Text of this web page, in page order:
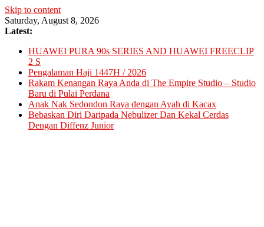
Skip to content
Saturday, August 8, 2026
Latest:
HUAWEI PURA 90s SERIES AND HUAWEI FREECLIP
2 S
Pengalaman Haji 1447H / 2026
Rakam Kenangan Raya Anda di The Empire Studio – Studio
Baru di Pulai Perdana
Anak Nak Sedondon Raya dengan Ayah di Kacax
Bebaskan Diri Daripada Nebulizer Dan Kekal Cerdas
Dengan Diffenz Junior